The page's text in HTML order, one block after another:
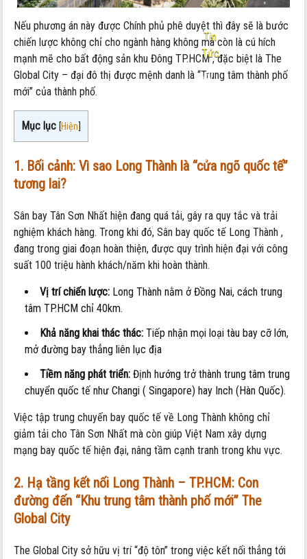
Tin
Tức
Nội
Cho
Nếu phương án này được Chính phủ phê duyệt thì đây sẽ là bước
chiến lược không chỉ cho ngành hàng không mà còn là cú hích
mạnh mẽ cho bất động sản khu Đông TP.HCM , đặc biệt là The
Global City – đại đô thị được mệnh danh là “Trung tâm thành phố
mới” của thành phố.
Mục lục [Hiện]
1. Bối cảnh: Vì sao Long Thành là “cửa ngõ quốc tế”
tương lai?
Sân bay Tân Sơn Nhất hiện đang quá tải, gây ra quy tắc và trải
nghiệm khách hàng. Trong khi đó, Sân bay quốc tế Long Thành ,
đang trong giai đoạn hoàn thiện, được quy trình hiện đại với công
suất 100 triệu hành khách/năm khi hoàn thành.
Vị trí chiến lược: Long Thành nằm ở Đồng Nai, cách trung
tâm TP.HCM chỉ 40km.
Khả năng khai thác thác: Tiếp nhận mọi loại tàu bay cỡ lớn,
mở đường bay thẳng liên lục địa
Tiềm năng phát triển: Định hướng trở thành trung tâm trung
chuyển quốc tế như Changi ( Singapore) hay Inch (Hàn Quốc).
Việc tập trung chuyến bay quốc tế về Long Thành không chỉ
giảm tải cho Tân Sơn Nhất mà còn giúp Việt Nam xây dựng
mạng bay quốc tế hiện đại, nâng tầm cạnh tranh trong khu vực.
2. Hạ tầng kết nối Long Thành – TP.HCM: Con
đường đến “Khu trung tâm thành phố mới” The
Global City
The Global City sở hữu vị trí “độ tôn” trong việc kết nối thẳng tới